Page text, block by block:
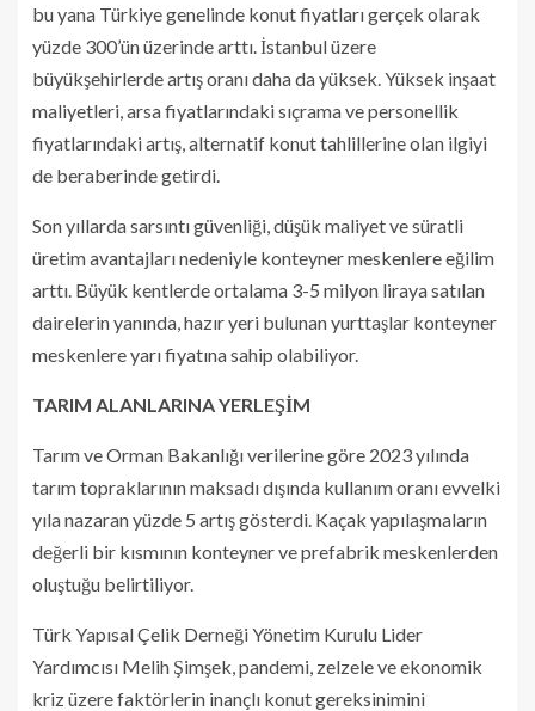
bu yana Türkiye genelinde konut fiyatları gerçek olarak
yüzde 300’ün üzerinde arttı. İstanbul üzere
büyükşehirlerde artış oranı daha da yüksek. Yüksek inşaat
maliyetleri, arsa fiyatlarındaki sıçrama ve personellik
fiyatlarındaki artış, alternatif konut tahlillerine olan ilgiyi
de beraberinde getirdi.
Son yıllarda sarsıntı güvenliği, düşük maliyet ve süratli
üretim avantajları nedeniyle konteyner meskenlere eğilim
arttı. Büyük kentlerde ortalama 3-5 milyon liraya satılan
dairelerin yanında, hazır yeri bulunan yurttaşlar konteyner
meskenlere yarı fiyatına sahip olabiliyor.
TARIM ALANLARINA YERLEŞİM
Tarım ve Orman Bakanlığı verilerine göre 2023 yılında
tarım topraklarının maksadı dışında kullanım oranı evvelki
yıla nazaran yüzde 5 artış gösterdi. Kaçak yapılaşmaların
değerli bir kısmının konteyner ve prefabrik meskenlerden
oluştuğu belirtiliyor.
Türk Yapısal Çelik Derneği Yönetim Kurulu Lider
Yardımcısı Melih Şimşek, pandemi, zelzele ve ekonomik
kriz üzere faktörlerin inançlı konut gereksinimini